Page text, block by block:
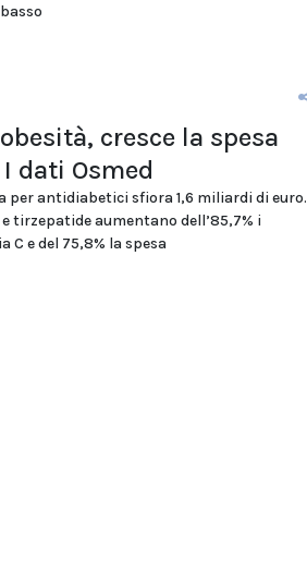
cresce la spesa
I dati Osmed
per antidiabetici sfiora 1,6 miliardi di euro.
tirzepatide aumentano dell’85,7% i
C e del 75,8% la spesa